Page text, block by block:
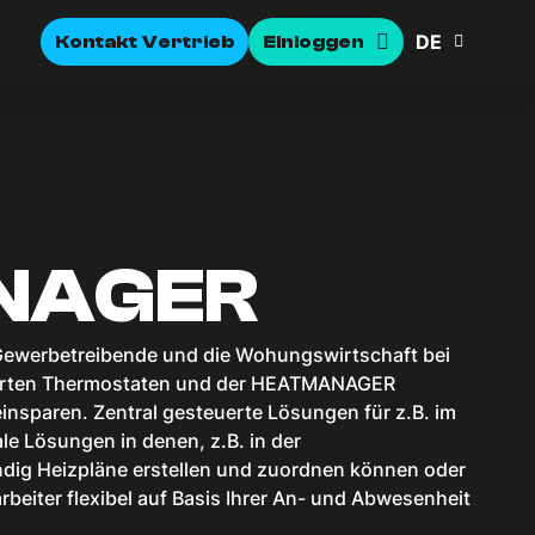
Kontakt Vertrieb Einloggen DE
und die Wohungswirtschaft bei
Thermostaten und der HEATMANAGER
Zentral gesteuerte Lösungen für z.B. im
Lösungen in denen, z.B. in der
Heizpläne erstellen und zuordnen können oder
flexibel auf Basis Ihrer An- und Abwesenheit